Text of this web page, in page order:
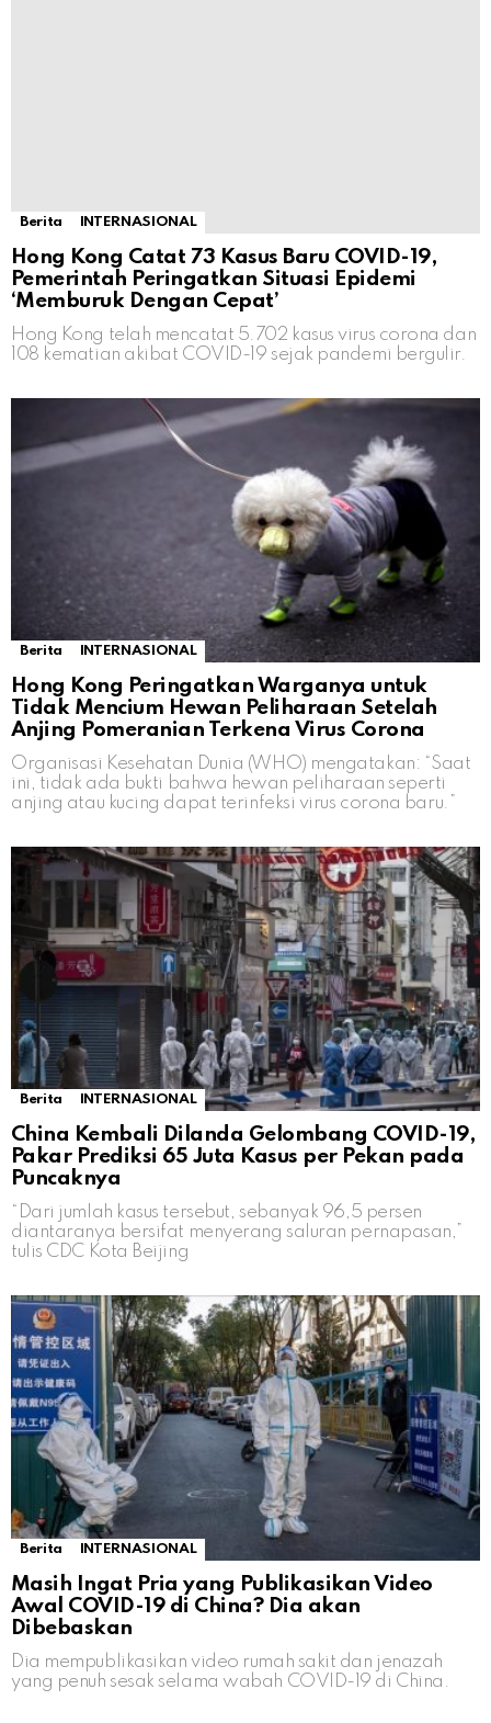
Berita INTERNASIONAL
Hong Kong Catat 73 Kasus Baru COVID-19,
Pemerintah Peringatkan Situasi Epidemi
‘Memburuk Dengan Cepat’
Hong Kong telah mencatat 5.702 kasus virus corona dan
108 kematian akibat COVID-19 sejak pandemi bergulir.
Berita INTERNASIONAL
Hong Kong Peringatkan Warganya untuk
Tidak Mencium Hewan Peliharaan Setelah
Anjing Pomeranian Terkena Virus Corona
Organisasi Kesehatan Dunia (WHO) mengatakan: “Saat
ini, tidak ada bukti bahwa hewan peliharaan seperti
anjing atau kucing dapat terinfeksi virus corona baru.”
Berita INTERNASIONAL
China Kembali Dilanda Gelombang COVID-19,
Pakar Prediksi 65 Juta Kasus per Pekan pada
Puncaknya
“Dari jumlah kasus tersebut, sebanyak 96,5 persen
diantaranya bersifat menyerang saluran pernapasan,”
tulis CDC Kota Beijing
Berita INTERNASIONAL
Masih Ingat Pria yang Publikasikan Video
Awal COVID-19 di China? Dia akan
Dibebaskan
Dia mempublikasikan video rumah sakit dan jenazah
yang penuh sesak selama wabah COVID-19 di China.